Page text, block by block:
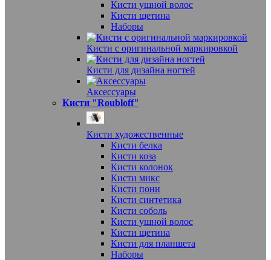
Кисти ушной волос
Кисти щетина
Наборы
Кисти с оригинальной маркировкой
Кисти для дизайна ногтей
Аксессуары
Кисти "Roubloff"
Кисти художественные
Кисти белка
Кисти коза
Кисти колонок
Кисти микс
Кисти пони
Кисти синтетика
Кисти соболь
Кисти ушной волос
Кисти щетина
Кисти для планшета
Наборы